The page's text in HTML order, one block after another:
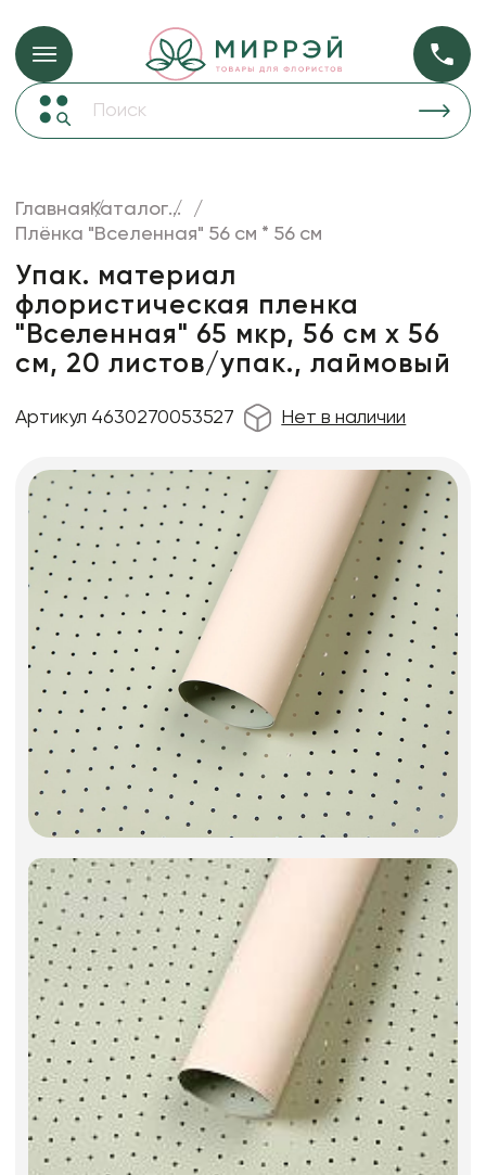
Упаковка для цветов и подарков Упаковка для
Коробки для цветов
Декор для дома
Сухоцветы
Лента
Товары для флористов
Пакеты для цветов и подарков
Искусственные цветы и растения
Декоративные вазы, кашпо
Фоамиран
ГлавнаяКаталог...
Плёнка "Вселенная" 56 см * 56 см
Упак. материал
флористическая пленка
"Вселенная" 65 мкр, 56 см х 56
см, 20 листов/упак., лаймовый
Артикул 4630270053527 Нет в наличии